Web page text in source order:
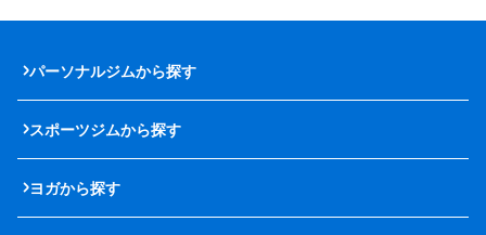
パーソナルジムから探す
スポーツジムから探す
ヨガから探す